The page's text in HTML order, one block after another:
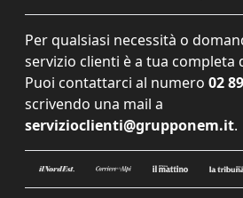
Per qualsiasi necessità o
servizio clienti è a tua completa
Puoi contattarci al numero 02
scrivendo una mail a
servizioclienti@grupponem.it.